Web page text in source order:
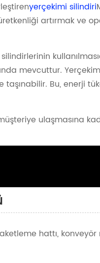
yerçekimi silindiri
artırmak ve
mevcuttur.
Bu, enerji
ulaşmasına
hattı,